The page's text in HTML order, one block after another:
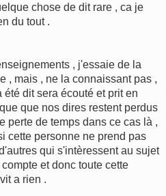
chose de dit rare , ca je
du tout .
, j'essaie de la
, mais , ne la connaissant pas ,
dit sera écouté et prit en
que nos dires restent perdus
perte de temps dans ce cas là ,
cette personne ne prend pas
qui s'intèressent au sujet
et donc toute cette
a rien .